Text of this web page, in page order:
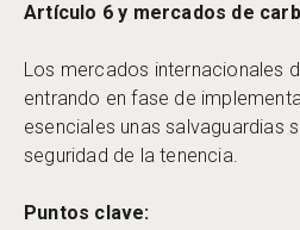
Artículo 6 y mercados de
Los mercados internacionales
entrando en fase de
esenciales unas salvaguardias
seguridad de la tenencia.
Puntos clave: